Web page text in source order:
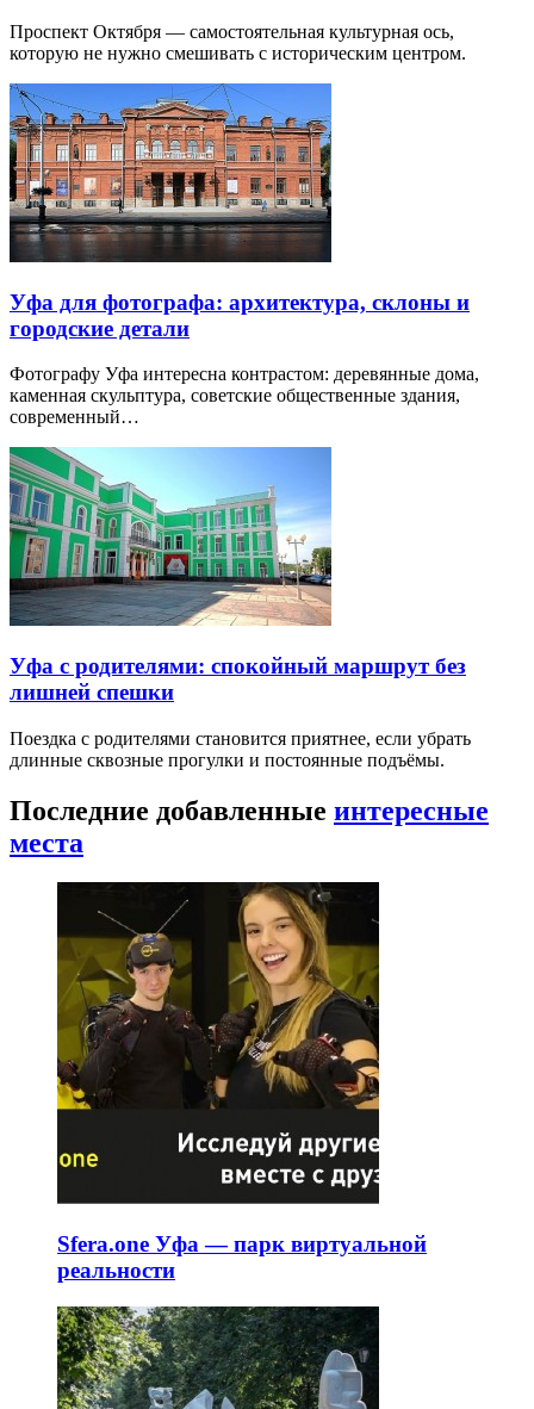
Проспект Октября — самостоятельная культурная ось,
которую не нужно смешивать с историческим центром.
Уфа для фотографа: архитектура, склоны и
городские детали
Фотографу Уфа интересна контрастом: деревянные дома,
каменная скульптура, советские общественные здания,
современный…
Уфа с родителями: спокойный маршрут без
лишней спешки
Поездка с родителями становится приятнее, если убрать
длинные сквозные прогулки и постоянные подъёмы.
Последние добавленные интересные
места
Sfera.one Уфа — парк виртуальной
реальности